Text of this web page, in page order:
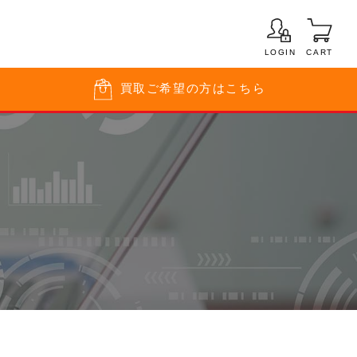
LOGIN CART
買取 ご希望の方はこちら